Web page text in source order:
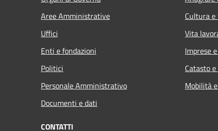
Aree Amministrative
Uffici
Enti e fondazioni
Politici
Personale Amministrativo
Documenti e dati
Cultura
Vita
Imprese
Catasto
Mobilità
CONTATTI